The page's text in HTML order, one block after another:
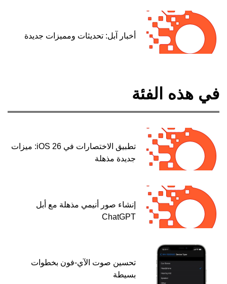
أخبار آبل: تحديثات ومميزات جديدة
في هذه الفئة
تطبيق الاختصارات في iOS 26: ميزات
جديدة مذهلة
إنشاء صور أنيمي مذهلة مع أبل
ChatGPT
تحسين صوت الآي-فون بخطوات
بسيطة